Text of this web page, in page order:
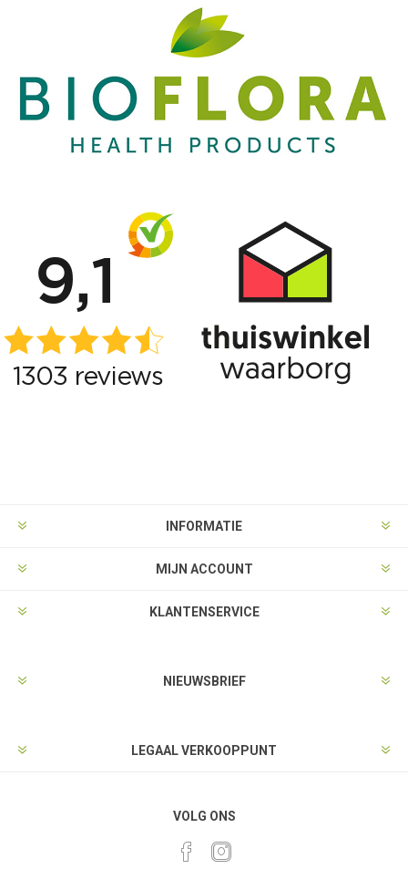
INFORMATIE
MIJN ACCOUNT
KLANTENSERVICE
NIEUWSBRIEF
LEGAAL VERKOOPPUNT
VOLG ONS